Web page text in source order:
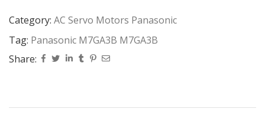
Category: AC Servo Motors Panasonic
Tag: Panasonic M7GA3B M7GA3B
Share: